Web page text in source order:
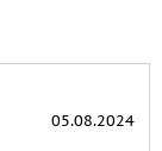
05.08.2024